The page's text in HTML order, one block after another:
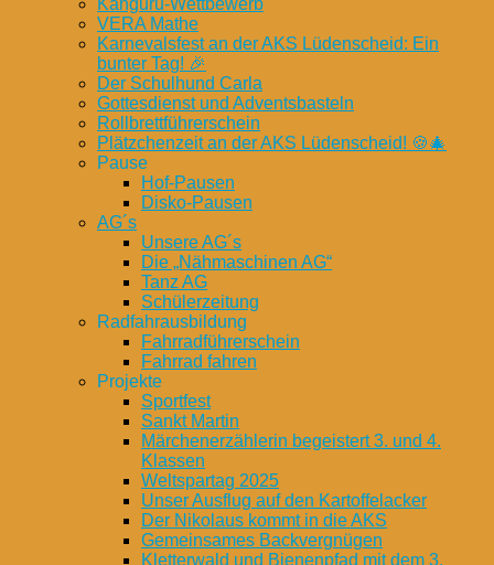
Känguru-Wettbewerb
VERA Mathe
Karnevalsfest an der AKS Lüdenscheid: Ein
bunter Tag! 🎉
Der Schulhund Carla
Gottesdienst und Adventsbasteln
Rollbrettführerschein
Plätzchenzeit an der AKS Lüdenscheid! 🍪🎄
Pause
Hof-Pausen
Disko-Pausen
AG´s
Unsere AG´s
Die „Nähmaschinen AG“
Tanz AG
Schülerzeitung
Radfahrausbildung
Fahrradführerschein
Fahrrad fahren
Projekte
Sportfest
Sankt Martin
Märchenerzählerin begeistert 3. und 4.
Klassen
Weltspartag 2025
Unser Ausflug auf den Kartoffelacker
Der Nikolaus kommt in die AKS
Gemeinsames Backvergnügen
Kletterwald und Bienenpfad mit dem 3.